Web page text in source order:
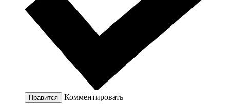
Нравится Комментировать